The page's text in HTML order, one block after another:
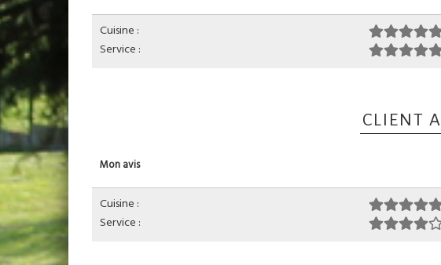
Cuisine :
Service :
CLIENT A
Mon avis
Cuisine :
Service :